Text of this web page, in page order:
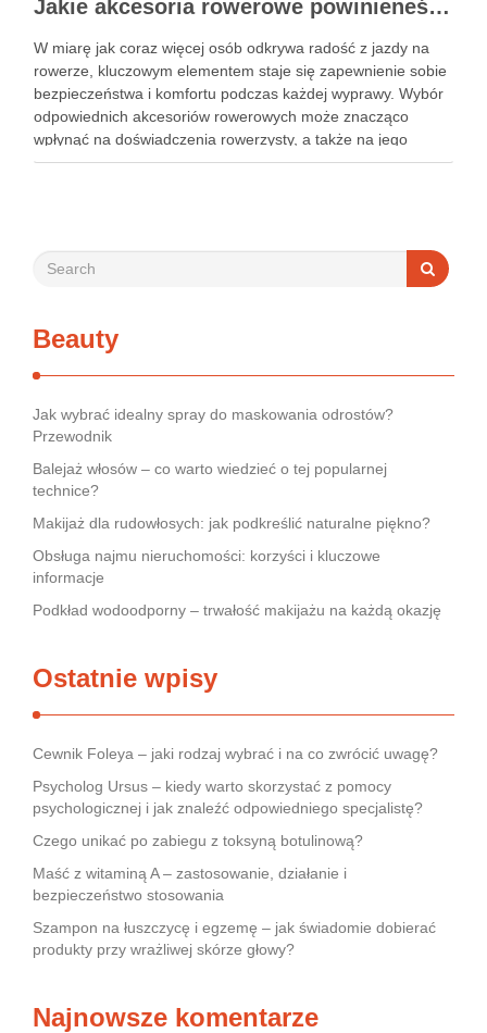
Jakie akcesoria rowerowe powinieneś mieć, aby zwiększyć bezpieczeństwo i komfort jazdy?
W miarę jak coraz więcej osób odkrywa radość z jazdy na
rowerze, kluczowym elementem staje się zapewnienie sobie
bezpieczeństwa i komfortu podczas każdej wyprawy. Wybór
odpowiednich akcesoriów rowerowych może znacząco
wpłynąć na doświadczenia rowerzysty, a także na jego
ochronę. Kask, oświetlenie, odblaski czy solidne zapięcie to
Beauty
Jak wybrać idealny spray do maskowania odrostów?
Przewodnik
Balejaż włosów – co warto wiedzieć o tej popularnej
technice?
Makijaż dla rudowłosych: jak podkreślić naturalne piękno?
Obsługa najmu nieruchomości: korzyści i kluczowe
informacje
Podkład wodoodporny – trwałość makijażu na każdą okazję
Ostatnie wpisy
Cewnik Foleya – jaki rodzaj wybrać i na co zwrócić uwagę?
Psycholog Ursus – kiedy warto skorzystać z pomocy
psychologicznej i jak znaleźć odpowiedniego specjalistę?
Czego unikać po zabiegu z toksyną botulinową?
Maść z witaminą A – zastosowanie, działanie i
bezpieczeństwo stosowania
Szampon na łuszczycę i egzemę – jak świadomie dobierać
produkty przy wrażliwej skórze głowy?
Najnowsze komentarze